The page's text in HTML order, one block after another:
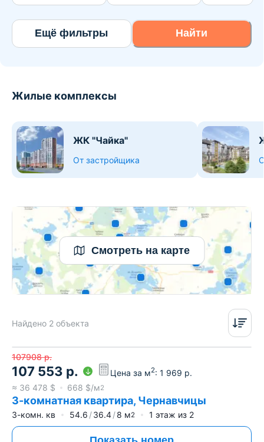
Ещё фильтры Найти
Жилые комплексы
ЖК "Чайка"
От застройщика
Смотреть на карте
Найдено 2 объекта
107908 р.
107 553 р. Цена за м2: 1 969 р.
≈ 36 478 $ 668 $/м2
3-комнатная квартира, Чернавчицы
3-комн. кв 54.6 36.4 8 м2 1 этаж из 2